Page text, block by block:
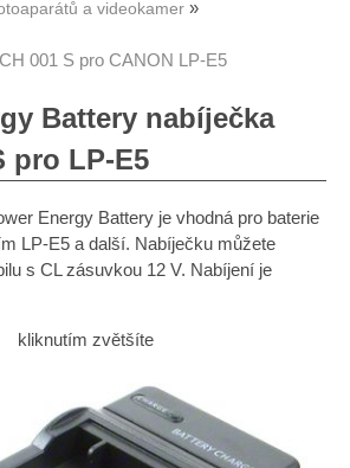
a videokamer
001 S pro CANON LP-E5
Battery nabíječka
pro LP-E5
Energy Battery je vhodná pro baterie
LP-E5 a další. Nabíječku můžete
s CL zásuvkou 12 V. Nabíjení je
kliknutím zvětšíte